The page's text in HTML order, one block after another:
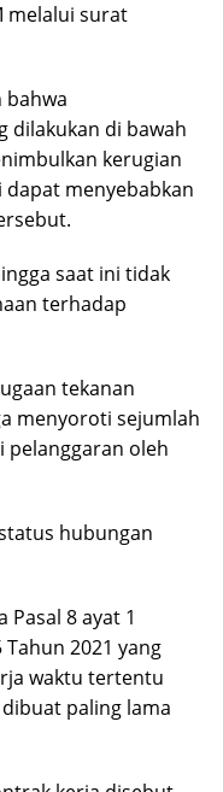
melalui surat
dilakukan di bawah
kerugian
menyebabkan
saat ini tidak
terhadap
tekanan
menyoroti sejumlah
pelanggaran oleh
hubungan
8 ayat 1
2021 yang
waktu tertentu
paling lama